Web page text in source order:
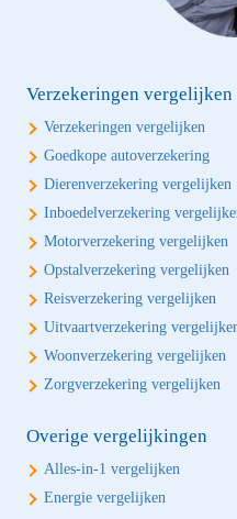
Verzekeringen vergelijken
Verzekeringen vergelijken
Goedkope autoverzekering
Dierenverzekering vergelijken
Inboedelverzekering
Motorverzekering vergelijken
Opstalverzekering vergelijken
Reisverzekering vergelijken
Uitvaartverzekering
Woonverzekering vergelijken
Zorgverzekering vergelijken
Overige vergelijkingen
Alles-in-1 vergelijken
Energie vergelijken